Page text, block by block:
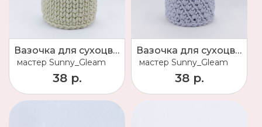
Вазочка для сухоцвета "Шарлиз"
мастер Sunny_Gleam
38 р.
Вазочка для сухоцвета "Мерлин"
мастер Sunny_Gleam
38 р.